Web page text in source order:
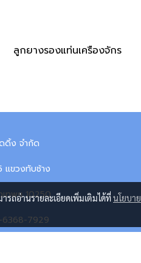
ลูกยางรองแท่นเครืองจักร
ดิ้ง จำกัด
แขวงทับช้าง
เทพฯ 10250
6368-7929
รถอ่านรายละเอียดเพิ่มเติมได้ที่นโยบาย